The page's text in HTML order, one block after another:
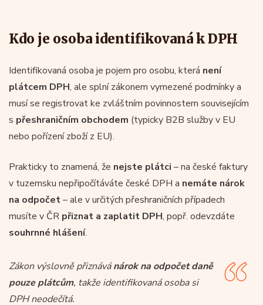
Kdo je osoba identifikovaná k DPH
Identifikovaná osoba je pojem pro osobu, která není
plátcem DPH, ale splní zákonem vymezené podmínky a
musí se registrovat ke zvláštním povinnostem souvisejícím
s přeshraničním obchodem (typicky B2B služby v EU
nebo pořízení zboží z EU).
Prakticky to znamená, že nejste plátci – na české faktury
v tuzemsku nepřipočítáváte české DPH a nemáte nárok
na odpočet– ale v určitých přeshraničních případech
musíte v ČR přiznat a zaplatit DPH, popř. odevzdáte
souhrnné hlášení.
Zákon výslovně přiznávánárok na odpočet daně
pouze plátcům, takže identifikovaná osoba si
DPH neodečítá.